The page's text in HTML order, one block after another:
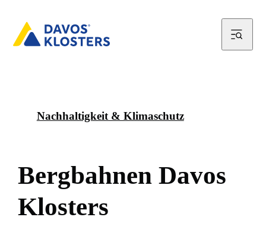
Nachhaltigkeit & Klimaschutz
Bergbahnen Davos
Klosters